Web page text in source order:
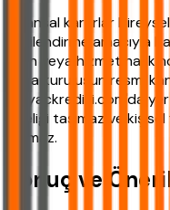
Finansal kararlar
bilgilendirme amacıyla
ürün veya hizmet
veya kuruluşun resmi
ihtiyackredisi.com'da
niteliği taşımaz ve
olamaz.
Sonuç ve